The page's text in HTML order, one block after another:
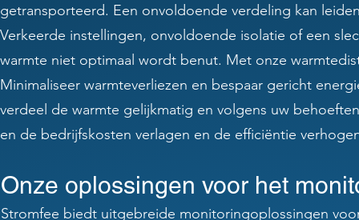
getransporteerd. Een onvoldoende verdeling kan
Verkeerde instellingen, onvoldoende isolatie of een
warmte niet optimaal wordt benut. Met onze
Minimaliseer warmteverliezen en bespaar gericht
verdeel de warmte gelijkmatig en volgens uw
en de bedrijfskosten verlagen en de efficiëntie
Onze oplossingen voor het
Stromfee biedt uitgebreide monitoringoplossingen